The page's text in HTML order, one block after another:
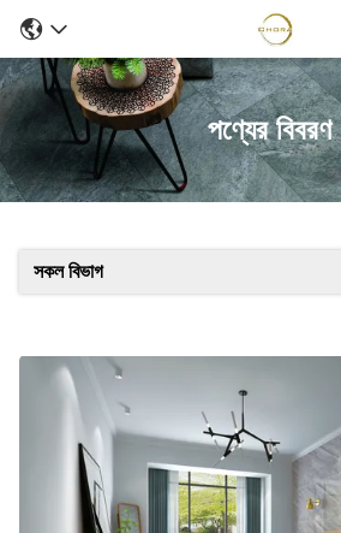
পণ্যের বিবরণ
সকল বিভাগ